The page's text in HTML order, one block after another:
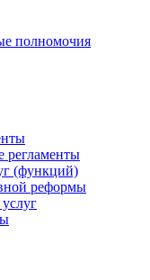
полномочия
регламенты
(функций)
реформы